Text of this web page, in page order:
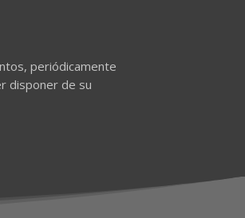
periódicamente
disponer de su